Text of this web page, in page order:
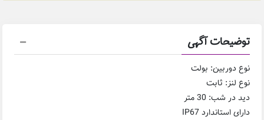
توضیحات آگهی
نوع دوربین: بولت
نوع لنز: ثابت
دید در شب: 30 متر
دارای استاندارد IP67